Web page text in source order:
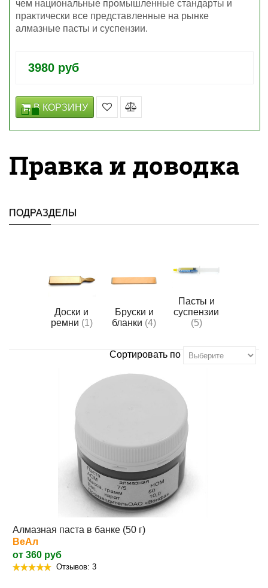
чем национальные промышленные стандарты и
практически все представленные на рынке
алмазные пасты и суспензии.
3980 руб
В КОРЗИНУ
Правка и доводка
ПОДРАЗДЕЛЫ
Доски и
ремни (1)
Бруски и
бланки (4)
Пасты и
суспензии
(5)
Сортировать по
Алмазная паста в банке (50 г)
ВеАл
от 360 руб
Отзывов: 3